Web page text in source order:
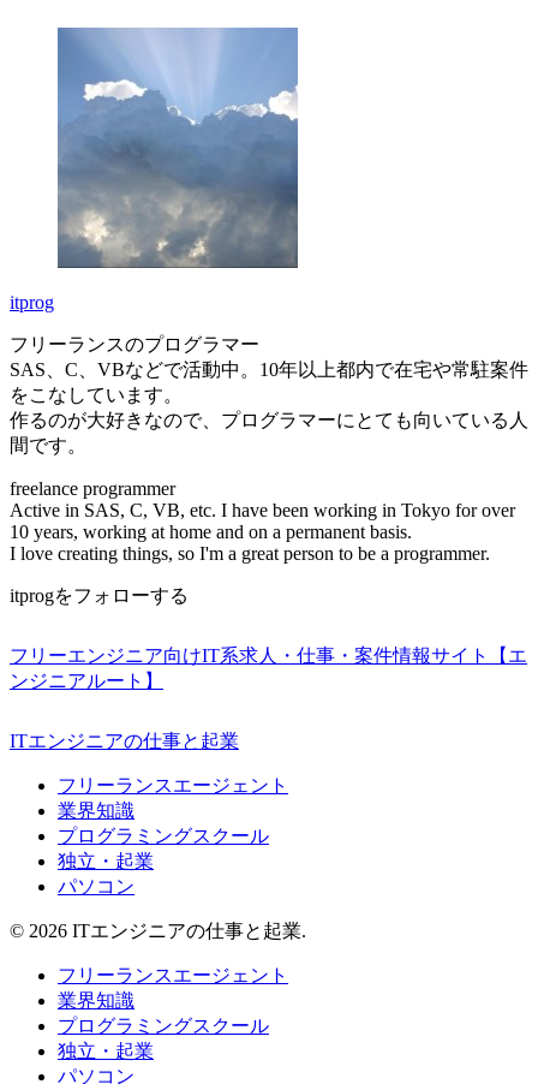
itprog
フリーランスのプログラマー
SAS、C、VBなどで活動中。10年以上都内で在宅や常駐案件
をこなしています。
作るのが大好きなので、プログラマーにとても向いている人
間です。
freelance programmer
Active in SAS, C, VB, etc. I have been working in Tokyo for over
10 years, working at home and on a permanent basis.
I love creating things, so I'm a great person to be a programmer.
itprogをフォローする
フリーエンジニア向けIT系求人・仕事・案件情報サイト【エ
ンジニアルート】
ITエンジニアの仕事と起業
フリーランスエージェント
業界知識
プログラミングスクール
独立・起業
パソコン
© 2026 ITエンジニアの仕事と起業.
フリーランスエージェント
業界知識
プログラミングスクール
独立・起業
パソコン